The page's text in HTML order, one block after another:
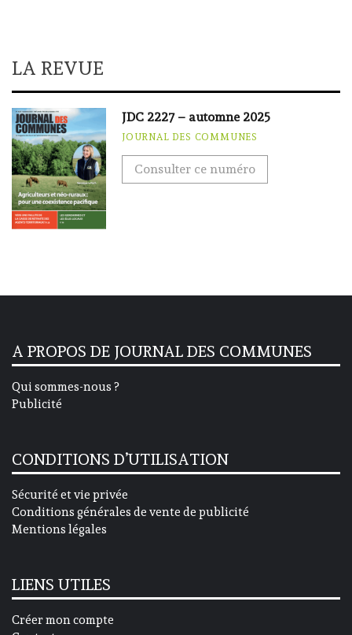
LA REVUE
JDC 2227 – automne 2025
JOURNAL DES COMMUNES
Consulter ce numéro
A PROPOS DE JOURNAL DES COMMUNES
Qui sommes-nous ?
Publicité
CONDITIONS D’UTILISATION
Sécurité et vie privée
Conditions générales de vente de publicité
Mentions légales
LIENS UTILES
Créer mon compte